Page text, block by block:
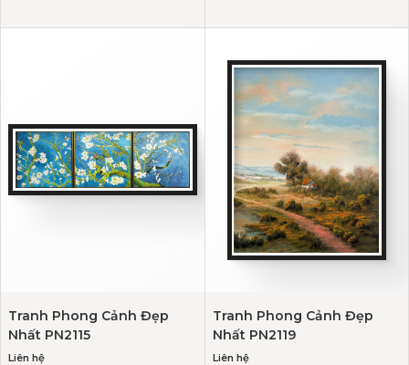
Tranh Phong Cảnh Đẹp
Nhất PN2115
Liên hệ
Tranh Phong Cảnh Đẹp
Nhất PN2119
Liên hệ